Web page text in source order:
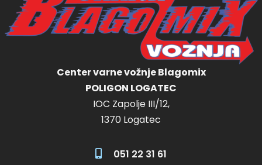
Center varne vožnje Blagomix
POLIGON LOGATEC
IOC Zapolje III/12,
1370 Logatec
051 22 31 61